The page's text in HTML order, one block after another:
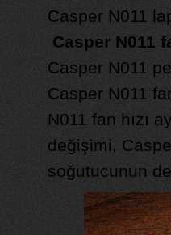
Casper N011
Casper N011
Casper N011
Casper N011
N011 fan hızı
değişimi,
soğutucunun